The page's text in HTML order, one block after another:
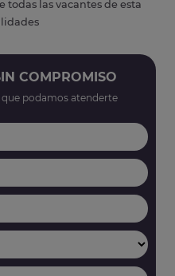
todas las vacantes de esta
COMPROMISO
podamos atenderte